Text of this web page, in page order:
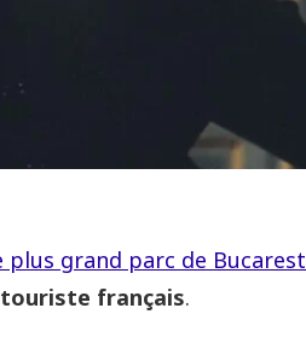
plus grand parc de Bucarest
français.